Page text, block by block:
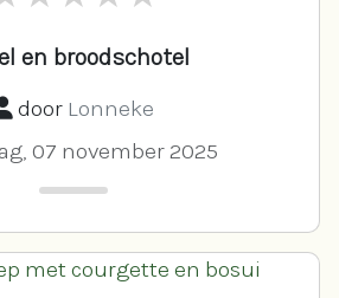
en broodschotel
door Lonneke
07 november 2025